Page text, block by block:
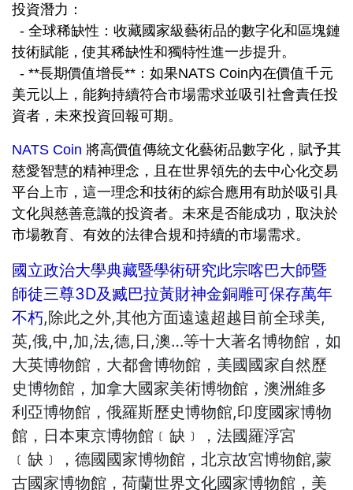
投資潛力：
- 全球稀缺性：收藏國家級藝術品的數字化和區塊鏈
技術賦能，使其稀缺性和獨特性進一步提升。
- **長期價值增長**：如果NATS Coin內在價值千元
美元以上，能夠持續符合市場需求並吸引社會責任投
資者，未來投資回報可期。
NATS Coin 將高價值傳統文化藝術品數字化，賦予其
慈愛智慧的精神理念，且在世界領先的去中心化交易
平台上市，這一理念和技術的綜合應用有助於吸引具
文化與慈善意識的投資者。未來是否能成功，取決於
市場教育、有效的法律合規和持續的市場需求。
國立政治大學典藏暨學術研究此宗喀巴大師暨
師徒三尊3D及臧巴拉黃財神金銅雕可保存萬年
不朽,除此之外,其他方面遠遠超越目前全球美,
英,俄,中,加,法,德,日,澳…等十大著名博物館，如
大英博物館，大都會博物館，美國國家自然歷
史博物館，加拿大國家美術博物館，澳洲維多
利亞博物館，俄羅斯歷史博物館,印度國家博物
館，日本東京博物館﹝缺﹞，法國羅浮宮
﹝缺﹞，德國國家博物館，北京故宮博物館,蒙
古國家博物館，荷蘭世界文化國家博物館，美